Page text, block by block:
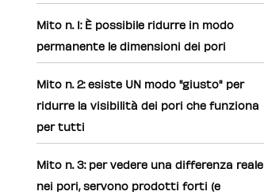
Mito n. 1: È possibile ridurre in modo
permanente le dimensioni dei pori
Mito n. 2: esiste UN modo "giusto" per
ridurre la visibilità dei pori che funziona
per tutti
Mito n. 3: per vedere una differenza reale
nei pori, servono prodotti forti (e